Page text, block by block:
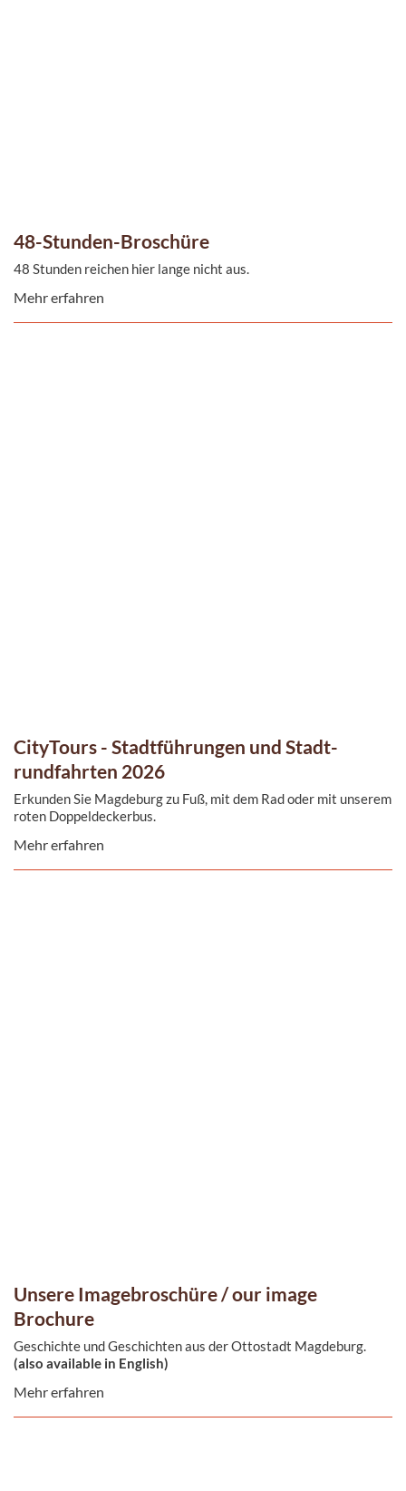
48-Stunden-Broschüre
48 Stunden reichen hier lange nicht aus.
Mehr erfahren
CityTours - Stadt­führungen und Stadt­
rundfahrten 2026
Erkunden Sie Magdeburg zu Fuß, mit dem Rad oder mit unserem
roten Doppeldeckerbus.
Mehr erfahren
Unsere Imagebroschüre / our image
Brochure
Geschichte und Geschichten aus der Ottostadt Magdeburg.
(also available in English)
Mehr erfahren